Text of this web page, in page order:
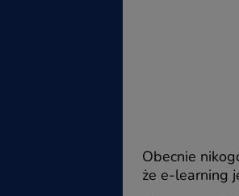
Obecnie
że e-learning